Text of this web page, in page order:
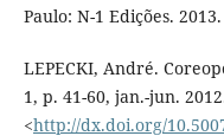
Paulo: N-1 Edições. 2013.
LEPECKI, André.
1, p. 41-60, jan.-jun.
<http://dx.doi.org/